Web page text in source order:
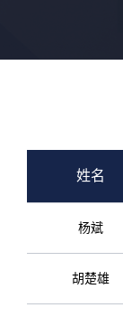
姓名
杨斌
胡楚雄